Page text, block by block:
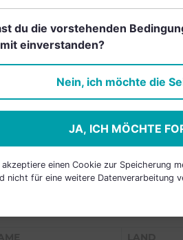
Einfach und kostenlos
freizuschalten.
du die vorstehenden
einverstanden?
Nein, ich möchte die
JA, ICH MÖCHTE
akzeptiere einen Cookie zur Speicherung
nicht für eine weitere Datenverarbeitung